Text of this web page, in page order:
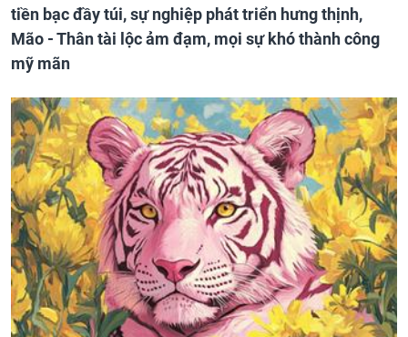
tiền bạc đầy túi, sự nghiệp phát triển hưng thịnh,
Mão - Thân tài lộc ảm đạm, mọi sự khó thành công
mỹ mãn